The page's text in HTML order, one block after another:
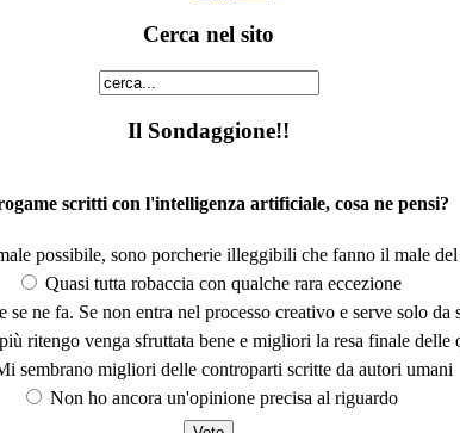
Cerca nel sito
Il Sondaggione!!
scritti con l'intelligenza artificiale, cosa ne pensi?
possibile, sono porcherie illeggibili che fanno il male del
Quasi tutta robaccia con qualche rara eccezione
ne fa. Se non entra nel processo creativo e serve solo
ritengo venga sfruttata bene e migliori la resa finale delle
sembrano migliori delle controparti scritte da autori umani
Non ho ancora un'opinione precisa al riguardo